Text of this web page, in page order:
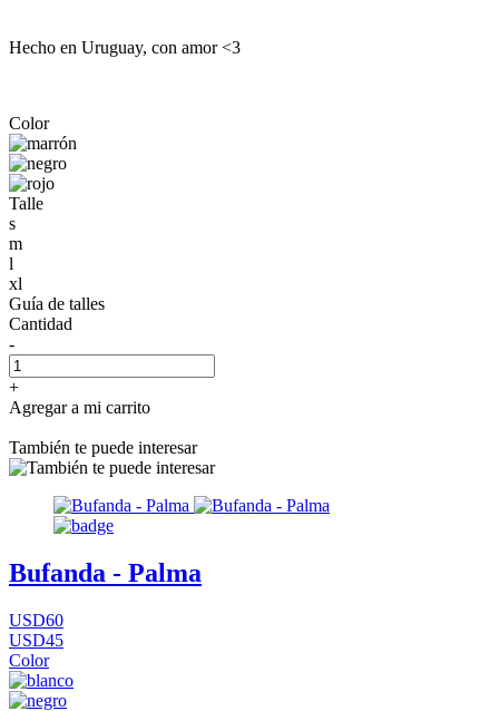
Hecho en Uruguay, con amor <3
Color
Talle
s
m
l
xl
Guía de talles
Cantidad
-
+
Agregar a mi carrito
También te puede interesar
Bufanda - Palma
USD60
USD45
Color